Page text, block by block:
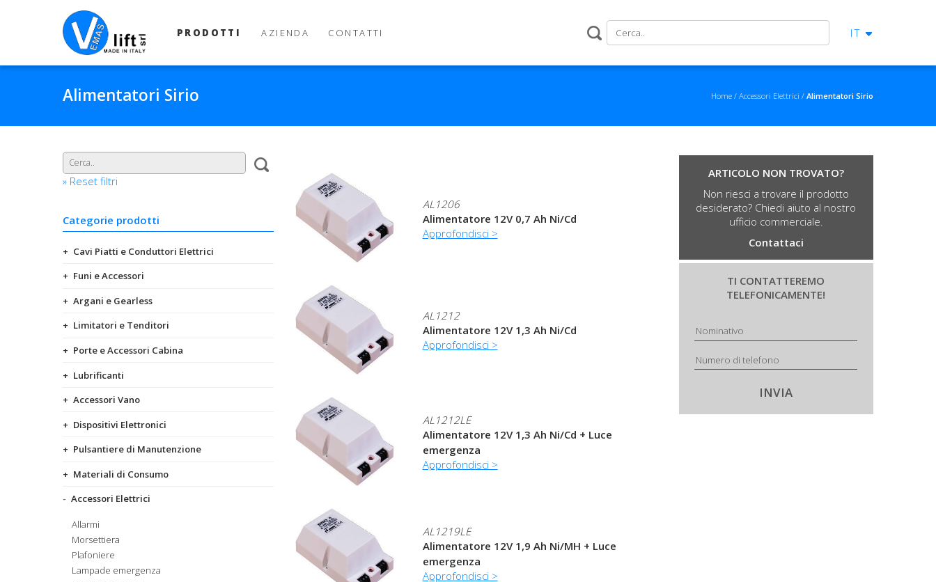
IT
PRODOTTI AZIENDA CONTATTI
Alimentatori Sirio Home Accessori Elettrici Alimentatori Sirio
» Reset filtri
Categorie prodotti
Cavi Piatti e Conduttori Elettrici
Funi e Accessori
Argani e Gearless
Limitatori e Tenditori
Porte e Accessori Cabina
Lubrificanti
Accessori Vano
Dispositivi Elettronici
Pulsantiere di Manutenzione
Materiali di Consumo
Accessori Elettrici
Allarmi
Morsettiera
Plafoniere
Lampade emergenza
AL1206
Alimentatore 12V 0,7 Ah Ni/Cd
Approfondisci >
AL1212
Alimentatore 12V 1,3 Ah Ni/Cd
Approfondisci >
AL1212LE
Alimentatore 12V 1,3 Ah Ni/Cd + Luce
emergenza
Approfondisci >
AL1219LE
Alimentatore 12V 1,9 Ah Ni/MH + Luce
emergenza
Approfondisci >
ARTICOLO NON TROVATO?
Non riesci a trovare il prodotto
desiderato? Chiedi aiuto al nostro
ufficio commerciale.
Contattaci
TI CONTATTEREMO
TELEFONICAMENTE!